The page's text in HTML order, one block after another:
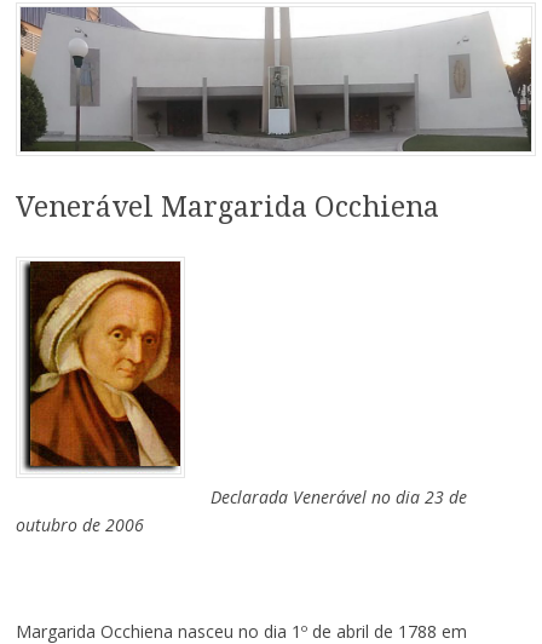
Pular
para
o
conteúdo
Venerável Margarida Occhiena
Declarada Venerável no dia 23 de
outubro de 2006
Margarida Occhiena nasceu no dia 1º de abril de 1788 em